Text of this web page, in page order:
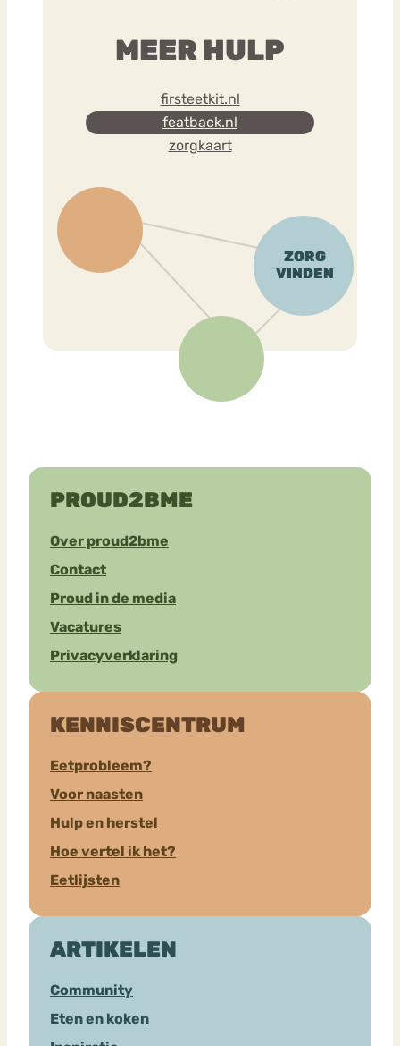
MEER HULP
firsteetkit.nl
featback.nl
zorgkaart
PROUD2BME
Over proud2bme
Contact
Proud in de media
Vacatures
Privacyverklaring
KENNISCENTRUM
Eetprobleem?
Voor naasten
Hulp en herstel
Hoe vertel ik het?
Eetlijsten
ARTIKELEN
Community
Eten en koken